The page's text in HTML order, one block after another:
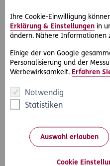
Ihre Cookie-Einwilligung
Erklärung & Einstellungen in
ändern. Nähere Informationen
Einige der von Google
Personalisierung und der
Werbewirksamkeit. Erfahren
Notwendig
Statistiken
Auswahl erlauben
Cookie
#Auto